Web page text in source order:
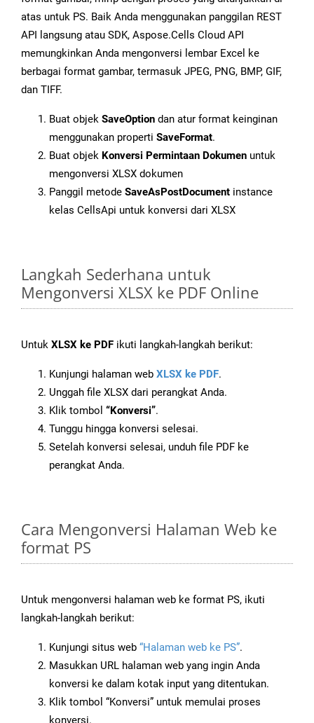
atas untuk PS. Baik Anda menggunakan panggilan REST
API langsung atau SDK, Aspose.Cells Cloud API
memungkinkan Anda mengonversi lembar Excel ke
berbagai format gambar, termasuk JPEG, PNG, BMP, GIF,
dan TIFF.
Buat objek SaveOption dan atur format keinginan
menggunakan properti SaveFormat.
Buat objek Konversi Permintaan Dokumen untuk
mengonversi XLSX dokumen
Panggil metode SaveAsPostDocument instance
kelas CellsApi untuk konversi dari XLSX
Langkah Sederhana untuk
Mengonversi XLSX ke PDF Online
Untuk XLSX ke PDF ikuti langkah-langkah berikut:
Kunjungi halaman web XLSX ke PDF.
Unggah file XLSX dari perangkat Anda.
Klik tombol “Konversi”.
Tunggu hingga konversi selesai.
Setelah konversi selesai, unduh file PDF ke
perangkat Anda.
Cara Mengonversi Halaman Web ke
format PS
Untuk mengonversi halaman web ke format PS, ikuti
langkah-langkah berikut:
Kunjungi situs web “Halaman web ke PS”.
Masukkan URL halaman web yang ingin Anda
konversi ke dalam kotak input yang ditentukan.
Klik tombol “Konversi” untuk memulai proses
konversi.